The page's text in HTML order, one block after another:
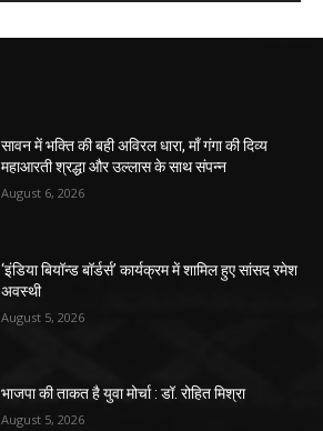
सावन में भक्ति की बही अविरल धारा, माँ गंगा की दिव्य
महाआरती श्रद्धा और उल्लास के साथ संपन्न
August 6, 2026
‘इंडिया बियॉन्ड बॉर्डर्स’ कार्यक्रम में शामिल हुए सांसद रमेश
अवस्थी
August 5, 2026
भाजपा की ताकत है युवा मोर्चा : डॉ. रोहित मिश्रा
August 5, 2026